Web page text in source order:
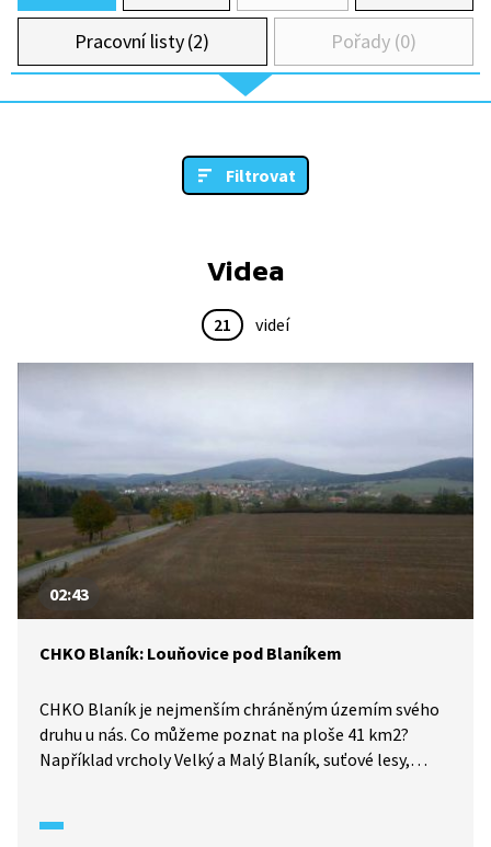
Pracovní listy (2) Pořady (0)
Filtrovat
Videa
21 videí
02:43
CHKO Blaník: Louňovice pod Blaníkem
CHKO Blaník je nejmenším chráněným územím svého
druhu u nás. Co můžeme poznat na ploše 41 km2?
Například vrcholy Velký a Malý Blaník, suťové lesy,
v Louňovicích pod Blaníkem.